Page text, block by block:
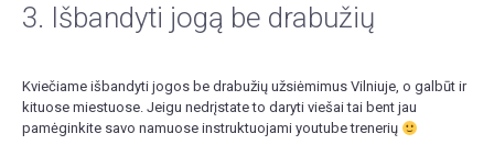
3. Išbandyti jogą be drabužių
Kviečiame išbandyti jogos be drabužių užsiėmimus Vilniuje, o galbūt ir
kituose miestuose. Jeigu nedrįstate to daryti viešai tai bent jau
pamėginkite savo namuose instruktuojami youtube trenerių